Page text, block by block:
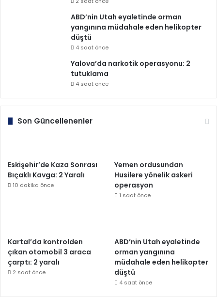
ABD’nin Utah eyaletinde orman
yangınına müdahale eden helikopter
düştü
4 saat önce
Yalova’da narkotik operasyonu: 2
tutuklama
4 saat önce
Son Güncellenenler
Eskişehir’de Kaza Sonrası
Bıçaklı Kavga: 2 Yaralı
10 dakika önce
Yemen ordusundan
Husilere yönelik askeri
operasyon
1 saat önce
Kartal’da kontrolden
çıkan otomobil 3 araca
çarptı: 2 yaralı
2 saat önce
ABD’nin Utah eyaletinde
orman yangınına
müdahale eden helikopter
düştü
4 saat önce